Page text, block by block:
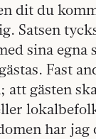
dit du
Satsen
sina egna
Fast
gästen
har